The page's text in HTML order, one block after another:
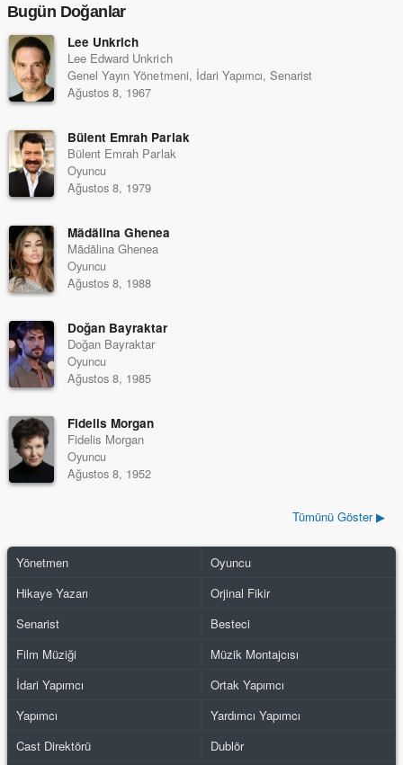
Bugün Doğanlar
Lee Unkrich
Lee Edward Unkrich
Genel Yayın Yönetmeni, İdari Yapımcı, Senarist
Ağustos 8, 1967
Bülent Emrah Parlak
Bülent Emrah Parlak
Oyuncu
Ağustos 8, 1979
Mãdãlina Ghenea
Mãdãlina Ghenea
Oyuncu
Ağustos 8, 1988
Doğan Bayraktar
Doğan Bayraktar
Oyuncu
Ağustos 8, 1985
Fidelis Morgan
Fidelis Morgan
Oyuncu
Ağustos 8, 1952
Tümünü Göster ▶
Yönetmen
Oyuncu
Hikaye Yazarı
Orjinal Fikir
Senarist
Besteci
Film Müziği
Müzik Montajcısı
İdari Yapımcı
Ortak Yapımcı
Yapımcı
Yardımcı Yapımcı
Cast Direktörü
Dublör